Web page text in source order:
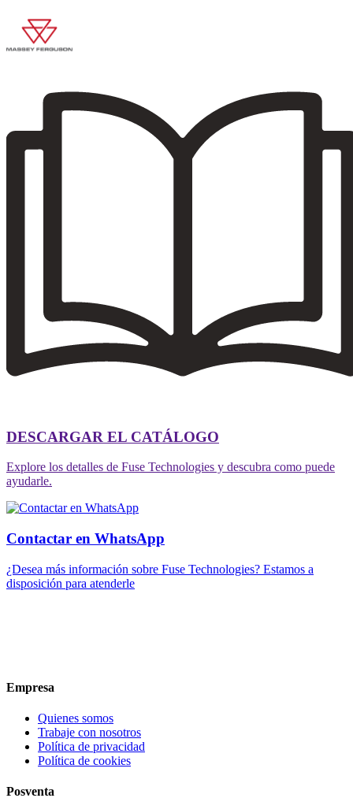
DESCARGAR EL CATÁLOGO
Explore los detalles de Fuse Technologies y descubra como puede
ayudarle.
Contactar en WhatsApp
¿Desea más información sobre Fuse Technologies? Estamos a
disposición para atenderle
Empresa
Quienes somos
Trabaje con nosotros
Política de privacidad
Política de cookies
Posventa